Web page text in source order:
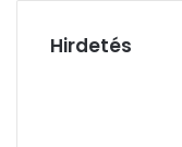
Hirdetés